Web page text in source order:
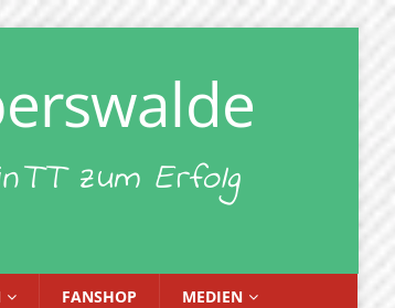
zum Erfolg
FANSHOP MEDIEN